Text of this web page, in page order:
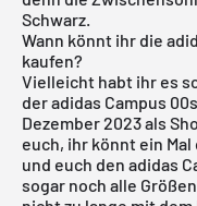
Schwarz.
Wann könnt ihr die
kaufen?
Vielleicht habt ihr es
der adidas Campus
Dezember 2023 als
euch, ihr könnt ein
und euch den adidas
sogar noch alle